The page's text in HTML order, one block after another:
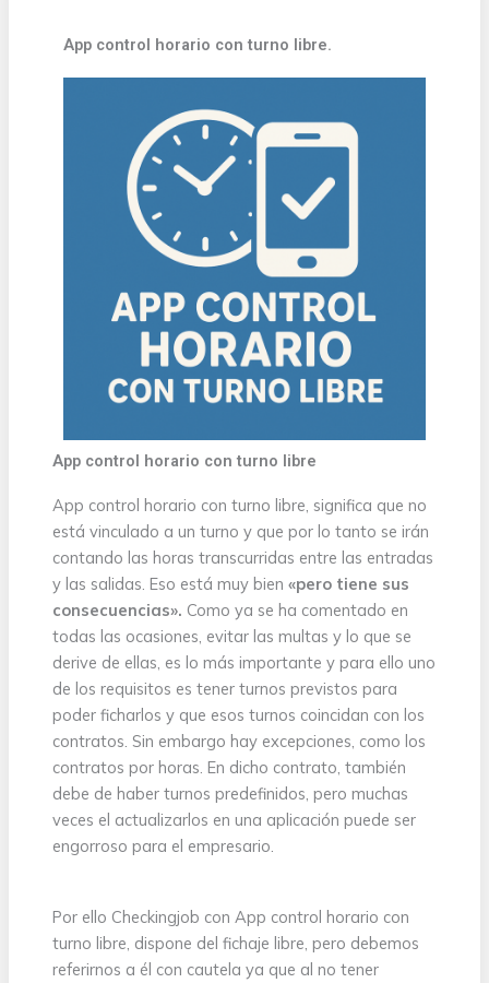
App control horario con turno libre.
App control horario con turno libre
App control horario con turno libre, significa que no
está vinculado a un turno y que por lo tanto se irán
contando las horas transcurridas entre las entradas
y las salidas. Eso está muy bien «pero tiene sus
consecuencias». Como ya se ha comentado en
todas las ocasiones, evitar las multas y lo que se
derive de ellas, es lo más importante y para ello uno
de los requisitos es tener turnos previstos para
poder ficharlos y que esos turnos coincidan con los
contratos. Sin embargo hay excepciones, como los
contratos por horas. En dicho contrato, también
debe de haber turnos predefinidos, pero muchas
veces el actualizarlos en una aplicación puede ser
engorroso para el empresario.
Por ello Checkingjob con App control horario con
turno libre, dispone del fichaje libre, pero debemos
referirnos a él con cautela ya que al no tener